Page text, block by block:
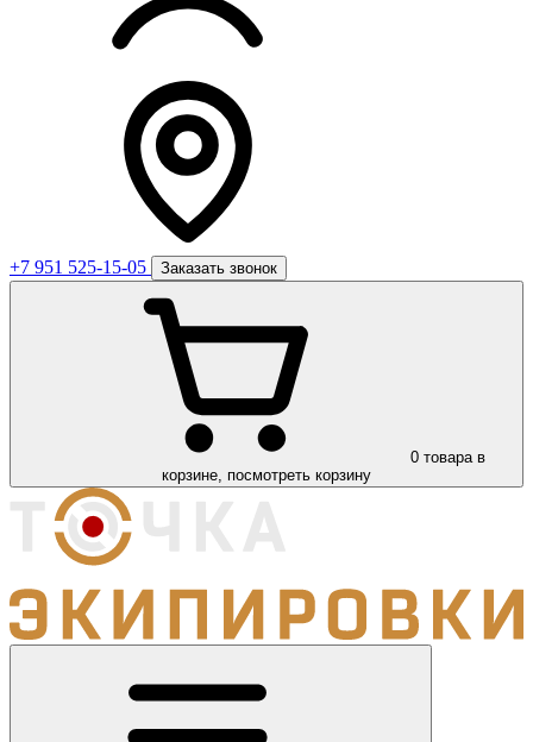
+7 951 525-15-05 Заказать звонок
0 товара в
корзине, посмотреть корзину